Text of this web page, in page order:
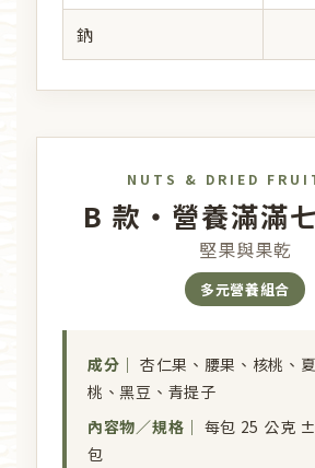
鈉
NUTS & DRIED
B 款・營養滿滿
堅果與果乾
多元營養組合
成分｜ 杏仁果、腰果、核桃、
桃、黑豆、青提子
內容物／規格｜ 每包 25 公克
包